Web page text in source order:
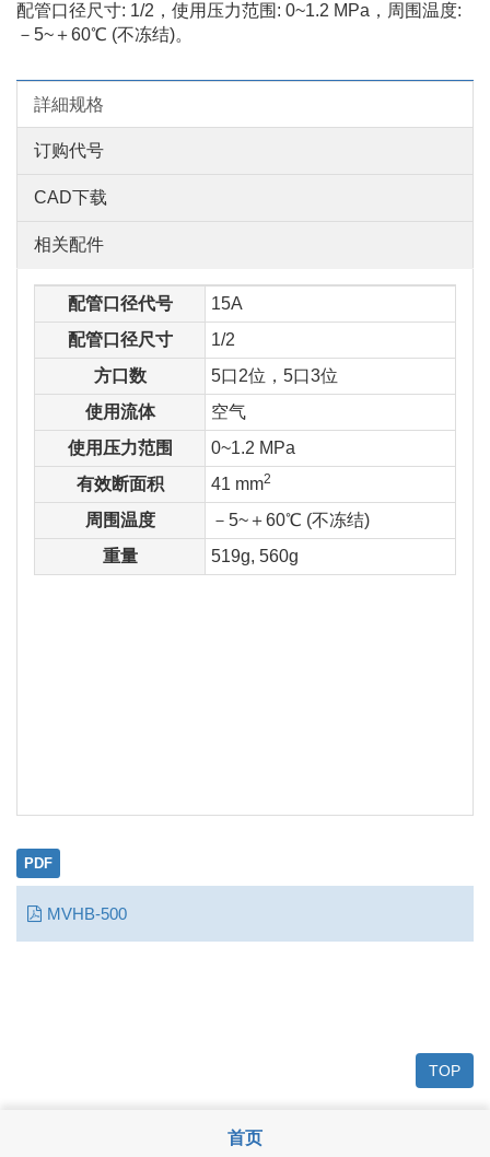
配管口径尺寸: 1/2，使用压力范围: 0~1.2 MPa，周围温度:
－5~＋60℃ (不冻结)。
詳細规格
订购代号
CAD下载
相关配件
配管口径代号
15A
配管口径尺寸
1/2
方口数
5口2位，5口3位
使用流体
空气
使用压力范围
0~1.2 MPa
有效断面积
41 mm2
周围温度
－5~＋60℃ (不冻结)
重量
519g, 560g
PDF
MVHB-500
TOP
首页